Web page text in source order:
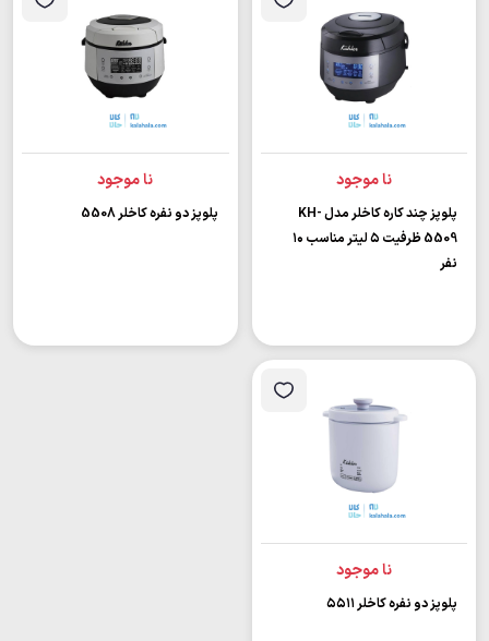
نا موجود
پلوپز چند کاره کاخلر مدل KH-
5509 ظرفیت ۵ لیتر مناسب ۱۰
نفر
نا موجود
پلوپز دو نفره کاخلر 5508
نا موجود
پلوپز دو نفره کاخلر ۵۵۱۱